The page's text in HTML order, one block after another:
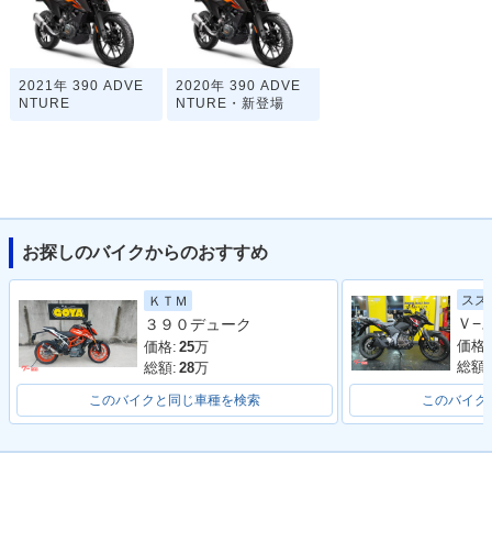
2021年 390 ADVE
NTURE
2020年 390 ADVE
NTURE・新登場
お探しのバイクからのおすすめ
ＫＴＭ
３９０デューク
価格: 25万
総額: 28万
このバイクと同じ車種を検索
スズ
価格:
総額:
このバイク